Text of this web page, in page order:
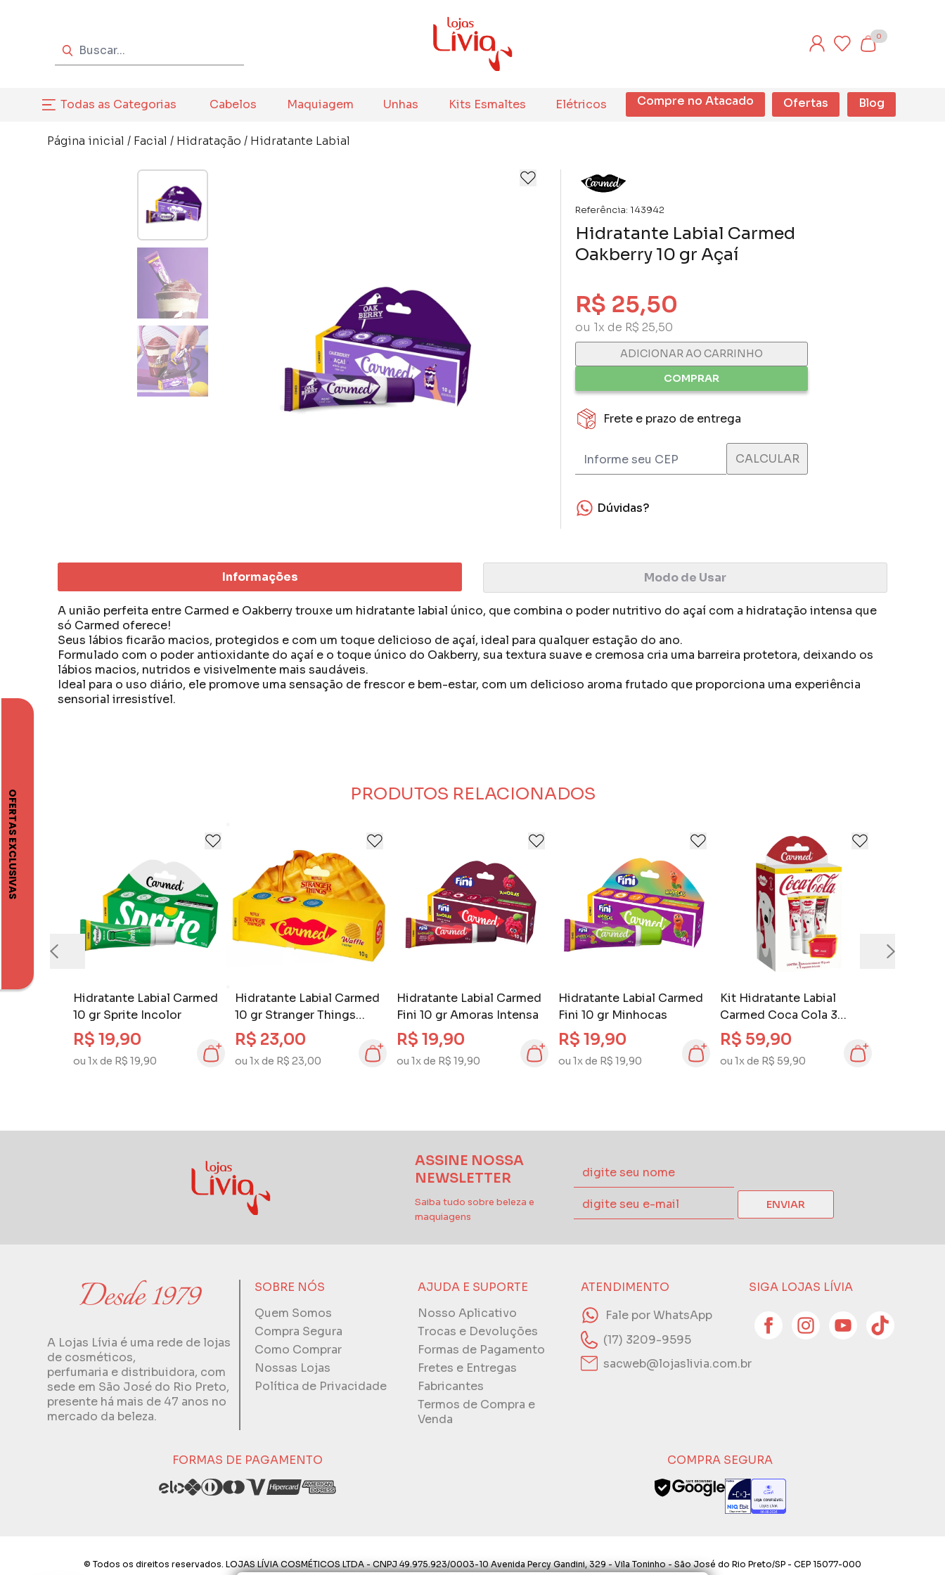
0
Todas as Categorias Cabelos Maquiagem Unhas Kits Esmaltes Elétricos Compre no Atacado Ofertas Blog
Página inicial / Facial / Hidratação / Hidratante Labial
Referência: 143942
Hidratante Labial Carmed
Oakberry 10 gr Açaí
R$ 25,50
ou 1x de R$ 25,50
ADICIONAR AO CARRINHO
COMPRAR
Frete e prazo de entrega
Dúvidas?
Informações Modo de Usar
A união perfeita entre Carmed e Oakberry trouxe um hidratante labial único, que combina o poder nutritivo do açaí com a hidratação intensa que
só Carmed oferece!
Seus lábios ficarão macios, protegidos e com um toque delicioso de açaí, ideal para qualquer estação do ano.
Formulado com o poder antioxidante do açaí e o toque único do Oakberry, sua textura suave e cremosa cria uma barreira protetora, deixando os
lábios macios, nutridos e visivelmente mais saudáveis.
Ideal para o uso diário, ele promove uma sensação de frescor e bem-estar, com um delicioso aroma frutado que proporciona uma experiência
sensorial irresistível.
PRODUTOS RELACIONADOS
Hidratante Labial Carmed
10 gr Sprite Incolor
R$ 19,90
ou 1x de R$ 19,90
Hidratante Labial Carmed
10 gr Stranger Things
Waffle
R$ 23,00
ou 1x de R$ 23,00
Hidratante Labial Carmed
Fini 10 gr Amoras Intensa
R$ 19,90
ou 1x de R$ 19,90
Hidratante Labial Carmed
Fini 10 gr Minhocas
R$ 19,90
ou 1x de R$ 19,90
Kit Hidratante Labial
Carmed Coca Cola 3
unidades
R$ 59,90
ou 1x de R$ 59,90
ASSINE NOSSA
NEWSLETTER
Saiba tudo sobre beleza e
maquiagens
ENVIAR
A Lojas Lívia é uma rede de lojas
de cosméticos,
perfumaria e distribuidora, com
sede em São José do Rio Preto,
presente há mais de 47 anos no
mercado da beleza.
SOBRE NÓS
Quem Somos
Compra Segura
Como Comprar
Nossas Lojas
Política de Privacidade
AJUDA E SUPORTE
Nosso Aplicativo
Trocas e Devoluções
Formas de Pagamento
Fretes e Entregas
Fabricantes
Termos de Compra e
Venda
ATENDIMENTO
Fale por WhatsApp
(17) 3209-9595
sacweb@lojaslivia.com.br
SIGA LOJAS LÍVIA
FORMAS DE PAGAMENTO COMPRA SEGURA
© Todos os direitos reservados. LOJAS LÍVIA COSMÉTICOS LTDA - CNPJ 49.975.923/0003-10 Avenida Percy Gandini, 329 - Vila Toninho - São José do Rio Preto/SP - CEP 15077-000